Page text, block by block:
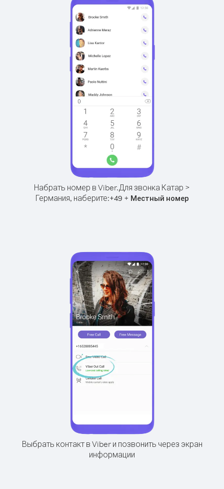
Набрать номер в Viber.Для звонка Катар >
Германия, наберите:+49 + Местный номер
Выбрать контакт в Viber и позвонить через экран
информации